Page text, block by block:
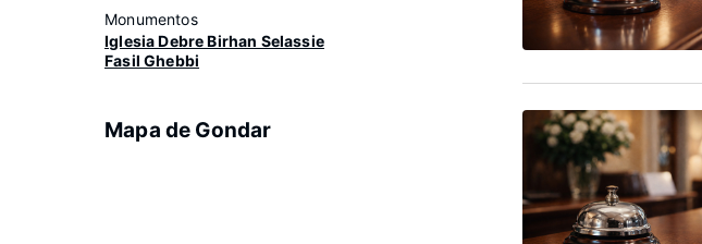
Monumentos
Iglesia Debre Birhan Selassie
Fasil Ghebbi
Mapa de Gondar